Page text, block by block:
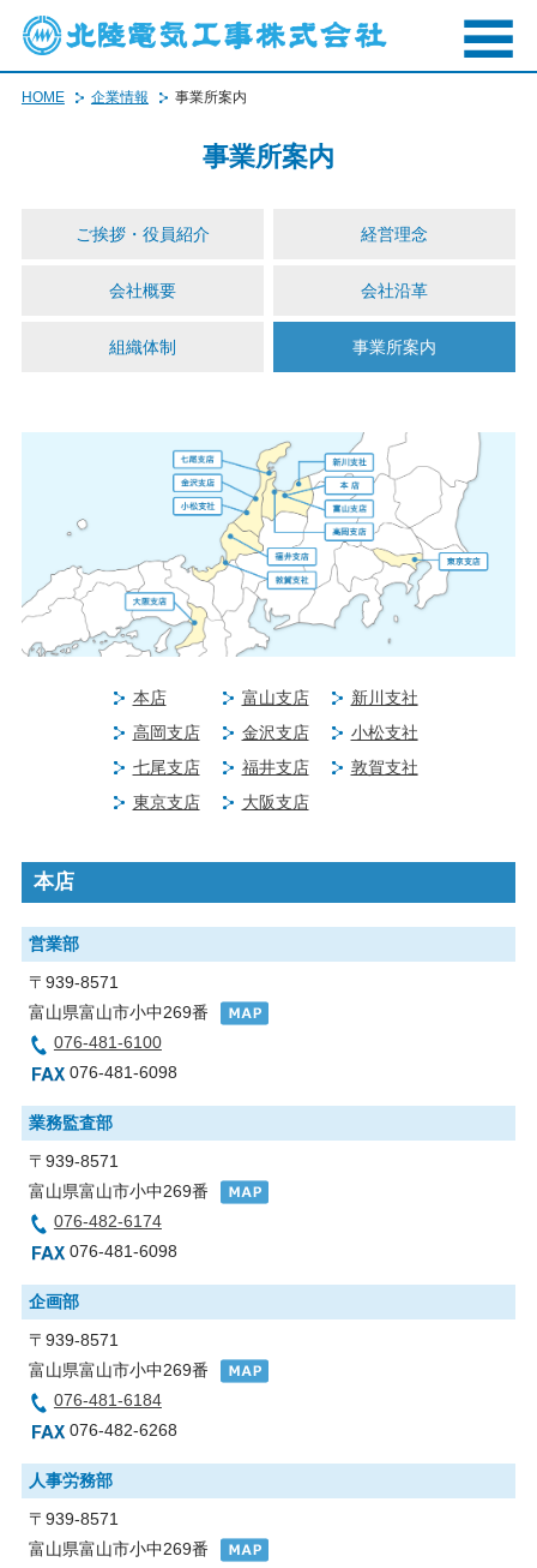
HOME 企業情報 事業所案内
事業所案内
ご挨拶・役員紹介 経営理念
会社概要 会社沿革
組織体制 事業所案内
本店 富山支店
新川支社
高岡支店
金沢支店
小松支社
七尾支店
福井支店
敦賀支社
東京支店
大阪支店
本店
営業部
〒939-8571
富山県富山市小中269番
076-481-6100
076-481-6098
業務監査部
〒939-8571
富山県富山市小中269番
076-482-6174
076-481-6098
企画部
〒939-8571
富山県富山市小中269番
076-481-6184
076-482-6268
人事労務部
〒939-8571
富山県富山市小中269番